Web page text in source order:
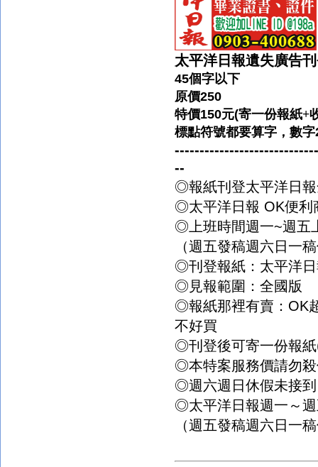
太平洋日報遺失廣告
45個字以下
原價250
特價150元(寄一份報紙+
標點符號都要算字，數字
--
◎報紙刊登太平洋日
◎太平洋日報 OK便利
◎上班時間週一~週五
（週五發稿週六日一
◎刊登報紙：太平洋
◎見報範圍：全國版
◎報紙那裡有賣： OK
不好買
◎刊登後可寄一份報紙
◎本特案服務價請勿
◎週六週日休假未接
◎太平洋日報週一～
（週五發稿週六日一